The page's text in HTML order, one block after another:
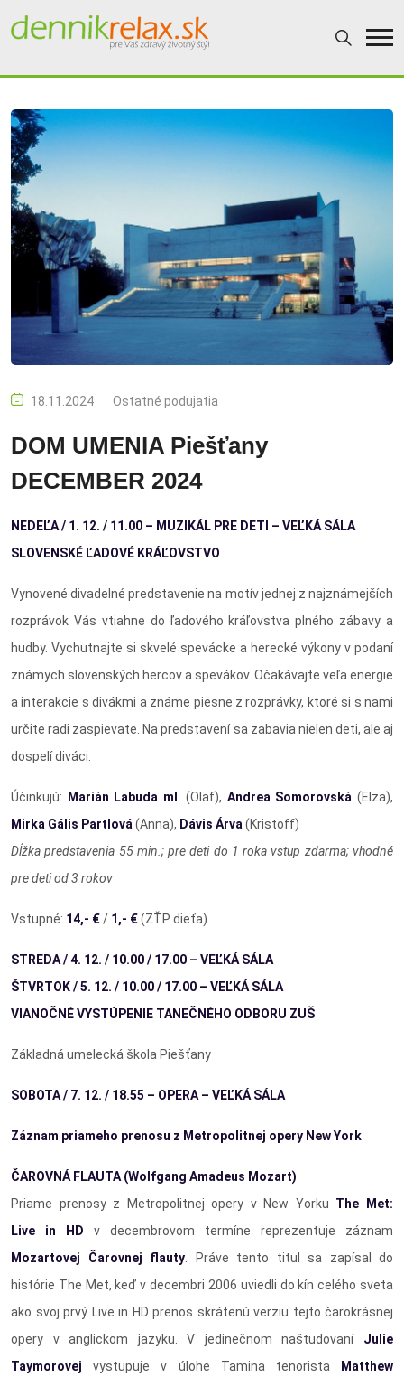
18.11.2024 Ostatné podujatia
DOM UMENIA Piešťany
DECEMBER 2024
NEDEĽA / 1. 12. / 11.00 – MUZIKÁL PRE DETI – VEĽKÁ SÁLA
SLOVENSKÉ ĽADOVÉ KRÁĽOVSTVO
Vynovené divadelné predstavenie na motív jednej z najznámejších
rozprávok Vás vtiahne do ľadového kráľovstva plného zábavy a
hudby. Vychutnajte si skvelé spevácke a herecké výkony v podaní
známych slovenských hercov a spevákov. Očakávajte veľa energie
a interakcie s divákmi a známe piesne z rozprávky, ktoré si s nami
určite radi zaspievate. Na predstavení sa zabavia nielen deti, ale aj
dospelí diváci.
Účinkujú: Marián Labuda ml . (Olaf), Andrea Somorovská(Elza),
Mirka Gális Partlová (Anna), Dávis Árva (Kristoff)
Dĺžka predstavenia 55 min.; pre deti do 1 roka vstup zdarma; vhodné
pre deti od 3 rokov
Vstupné: 14,- €/ 1,- €(ZŤP dieťa)
STREDA / 4. 12. / 10.00 / 17.00 – VEĽKÁ SÁLA
ŠTVRTOK / 5. 12. / 10.00 / 17.00 – VEĽKÁ SÁLA
VIANOČNÉ VYSTÚPENIE TANEČNÉHO ODBORU ZUŠ
Základná umelecká škola Piešťany
SOBOTA / 7. 12. / 18.55 – OPERA – VEĽKÁ SÁLA
Záznam priameho prenosu z Metropolitnej opery New York
ČAROVNÁ FLAUTA (Wolfgang Amadeus Mozart)
Priame prenosy z Metropolitnej opery v New Yorku The Met:
Live in HD v decembrovom termíne reprezentuje záznam
Mozartovej Čarovnej flauty . Práve tento titul sa zapísal do
histórie The Met, keď v decembri 2006 uviedli do kín celého sveta
ako svoj prvý Live in HD prenos skrátenú verziu tejto čarokrásnej
opery v anglickom jazyku. V jedinečnom naštudovaní Julie
Taymorovej vystupuje v úlohe Tamina tenorista
Matthew